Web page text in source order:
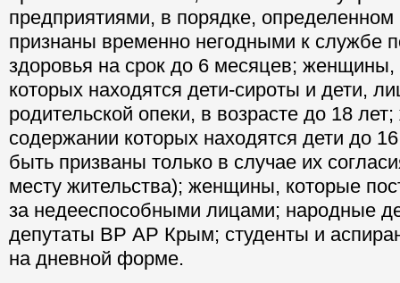
предприятиями, в порядке,
признаны временно негодными к службе
здоровья на срок до 6 месяцев;
которых находятся дети-сироты и дети,
родительской опеки, в возрасте до 18
содержании которых находятся дети до
быть призваны только в случае их
месту жительства); женщины, которые
за недееспособными лицами; народные
депутаты ВР АР Крым; студенты и
на дневной форме.